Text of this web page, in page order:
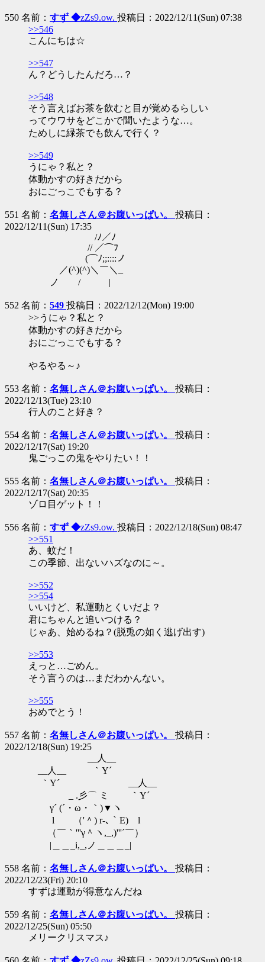
550 名前： すず ◆zZs9.ow. 投稿日：2022/12/11(Sun) 07:38
>>546
こんにちは☆
>>547
ん？どうしたんだろ…？
>>548
そう言えばお茶を飲むと目が覚めるらしい
ってウワサをどこかで聞いたような…。
ためしに緑茶でも飲んで行く？
>>549
うにゃ？私と？
体動かすの好きだから
おにごっこでもする？
551 名前： 名無しさん＠お腹いっぱい。 投稿日：
2022/12/11(Sun) 17:35
/ﾉ／ﾉ
// ／⌒ﾌ
(⌒ﾉ;;::::ノ
／(^)(^)＼￣＼_
ノ / |
552 名前： 549 投稿日：2022/12/12(Mon) 19:00
>>うにゃ？私と？
体動かすの好きだから
おにごっこでもする？
やるやる～♪
553 名前： 名無しさん＠お腹いっぱい。 投稿日：
2022/12/13(Tue) 23:10
行人のこと好き？
554 名前： 名無しさん＠お腹いっぱい。 投稿日：
2022/12/17(Sat) 19:20
鬼ごっこの鬼をやりたい！！
555 名前： 名無しさん＠お腹いっぱい。 投稿日：
2022/12/17(Sat) 20:35
ゾロ目ゲット！！
556 名前： すず ◆zZs9.ow. 投稿日：2022/12/18(Sun) 08:47
>>551
あ、蚊だ！
この季節、出ないハズなのに～。
>>552
>>554
いいけど、私運動とくいだよ？
君にちゃんと追いつける？
じゃあ、始めるね？(脱兎の如く逃げ出す)
>>553
えっと…ごめん。
そう言うのは…まだわかんない。
>>555
おめでとう！
557 名前： 名無しさん＠お腹いっぱい。 投稿日：
2022/12/18(Sun) 19:25
__人__
__人__ ｀Y´
｀Y´ __人__
_ .彡⌒ ミ ｀Y´
γ´ (´・ω・｀)▼ヽ
l （'＾) r‐､｀E) l
（￣｀'''γ＾ヽ,_,)'''´￣）
|＿＿_i,_,ノ＿＿＿_|
558 名前： 名無しさん＠お腹いっぱい。 投稿日：
2022/12/23(Fri) 20:10
すずは運動が得意なんだね
559 名前： 名無しさん＠お腹いっぱい。 投稿日：
2022/12/25(Sun) 05:50
メリークリスマス♪